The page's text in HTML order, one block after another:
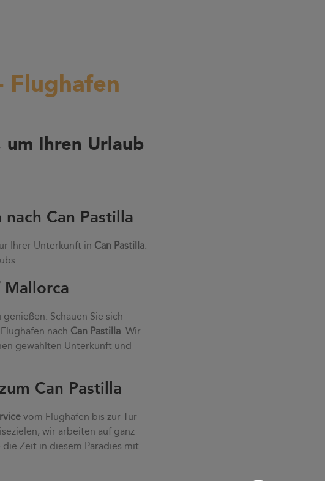
Flughafen
um Ihren Urlaub
Can Pastilla
Ihrer Unterkunft in Can Pastilla.
Mallorca
Schauen Sie sich
nach Can Pastilla. Wir
gewählten Unterkunft und
Can Pastilla
vom Flughafen bis zur Tür
wir arbeiten auf ganz
Zeit in diesem Paradies mit